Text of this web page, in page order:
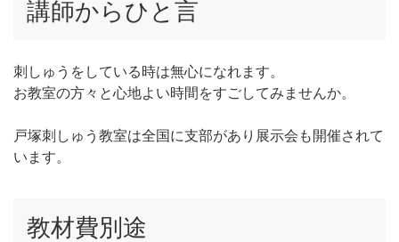
講師からひと言
刺しゅうをしている時は無心になれます。
お教室の方々と心地よい時間をすごしてみませんか。
戸塚刺しゅう教室は全国に支部があり展示会も開催されて
います。
教材費別途